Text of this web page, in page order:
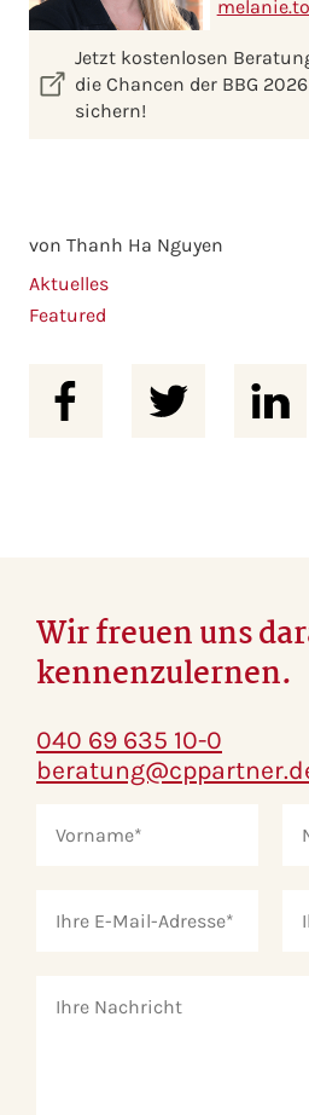
von Thanh Ha Nguyen
Aktuelles
Featured
Jetzt kostenlosen
die Chancen der BBG
sichern!
Wir freuen uns
kennenzulernen.
040 69 635 10-0